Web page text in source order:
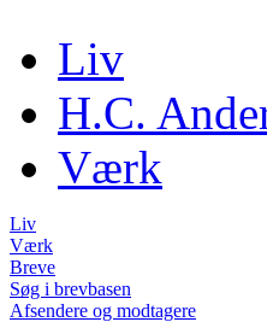
Liv
H.C.
Værk
Liv
Værk
Breve
Søg i brevbasen
Afsendere og modtagere